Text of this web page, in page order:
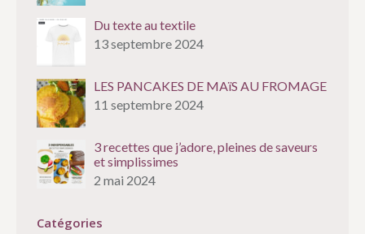
Du texte au textile
13 septembre 2024
LES PANCAKES DE MAïS AU FROMAGE
11 septembre 2024
3 recettes que j’adore, pleines de saveurs
et simplissimes
2 mai 2024
Catégories